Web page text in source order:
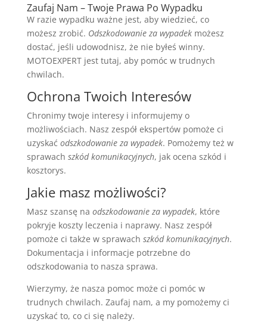
Zaufaj Nam – Twoje Prawa Po Wypadku
W razie wypadku ważne jest, aby wiedzieć, co
możesz zrobić. Odszkodowanie za wypadekmożesz
dostać, jeśli udowodnisz, że nie byłeś winny.
MOTOEXPERT jest tutaj, aby pomóc w trudnych
chwilach.
Ochrona Twoich Interesów
Chronimy twoje interesy i informujemy o
możliwościach. Nasz zespół ekspertów pomoże ci
uzyskać odszkodowanie za wypadek. Pomożemy też w
sprawach szkód komunikacyjnych, jak ocena szkód i
kosztorys.
Jakie masz możliwości?
Masz szansę na odszkodowanie za wypadek, które
pokryje koszty leczenia i naprawy. Nasz zespół
pomoże ci także w sprawach szkód komunikacyjnych.
Dokumentacja i informacje potrzebne do
odszkodowania to nasza sprawa.
Wierzymy, że nasza pomoc może ci pomóc w
trudnych chwilach. Zaufaj nam, a my pomożemy ci
uzyskać to, co ci się należy.